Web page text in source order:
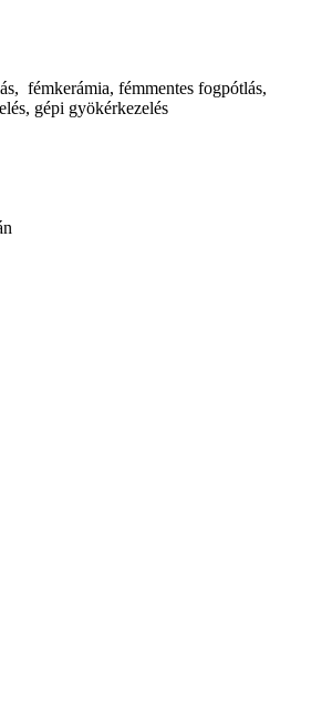
fémkerámia, fémmentes fogpótlás,
gépi gyökérkezelés